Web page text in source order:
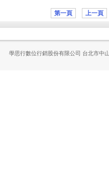
第一頁 上一頁
學思行數位行銷股份有限公司 台北市中